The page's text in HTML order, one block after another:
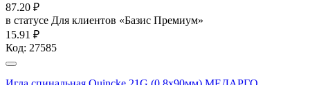
87.20 ₽
в статусе Для клиентов «Базис Премиум»
15.91 ₽
Код: 27585